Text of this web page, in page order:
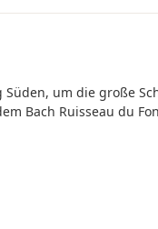
um die große
Bach Ruisseau du